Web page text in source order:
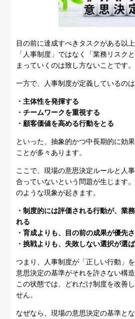
目の前に達成すべきタスクがある以
「人事制度」ではなく「業務リスク
まっていくのは致し方ないことです。
一方で、人事制度が定義しているのは
・主体性を発揮する
・チームワークを重視する
・顧客価値を高める行動をとる
といった、抽象的かつ中長期的に効
ことが多々あります。
ここで、現場の意思決定ルールと人
合っていないという問題が生じます
のような現象が起きます。
・制度的には評価される行動が、業
れる
・育成よりも、目の前の成果が優先
・挑戦よりも、失敗しない選択が選
つまり、人事制度が「正しい行動」
意思決定の基準がそれを許さない構
この状態では、どれだけ制度を改善
せん。
なぜなら、現場の意思決定の基準と